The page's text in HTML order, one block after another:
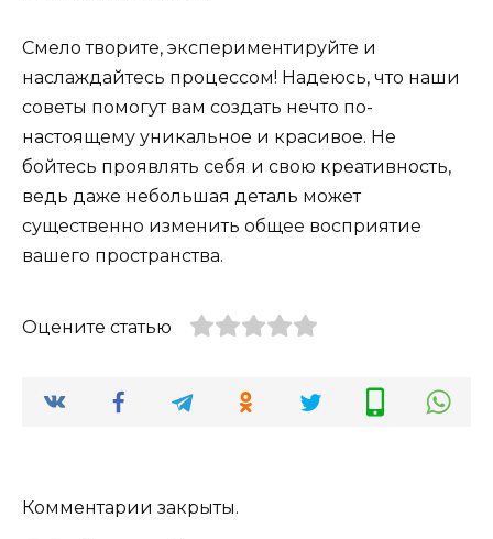
Смело творите, экспериментируйте и
наслаждайтесь процессом! Надеюсь, что наши
советы помогут вам создать нечто по-
настоящему уникальное и красивое. Не
бойтесь проявлять себя и свою креативность,
ведь даже небольшая деталь может
существенно изменить общее восприятие
вашего пространства.
Оцените статью
Комментарии закрыты.